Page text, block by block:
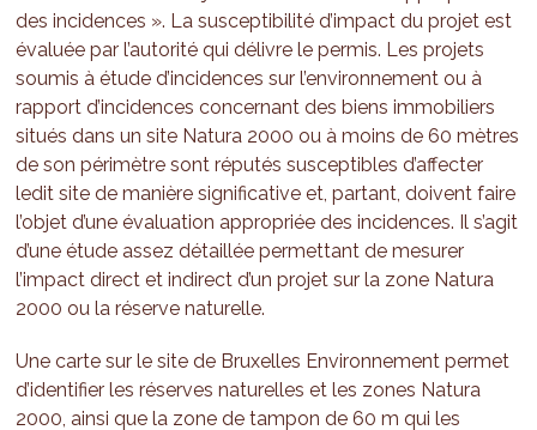
des incidences ». La susceptibilité d’impact du projet est
évaluée par l’autorité qui délivre le permis. Les projets
soumis à étude d’incidences sur l’environnement ou à
rapport d’incidences concernant des biens immobiliers
situés dans un site Natura 2000 ou à moins de 60 mètres
de son périmètre sont réputés susceptibles d’affecter
ledit site de manière significative et, partant, doivent faire
l’objet d’une évaluation appropriée des incidences. Il s’agit
d’une étude assez détaillée permettant de mesurer
l’impact direct et indirect d’un projet sur la zone Natura
2000 ou la réserve naturelle.
Une carte sur le site de Bruxelles Environnement permet
d’identifier les réserves naturelles et les zones Natura
2000, ainsi que la zone de tampon de 60 m qui les